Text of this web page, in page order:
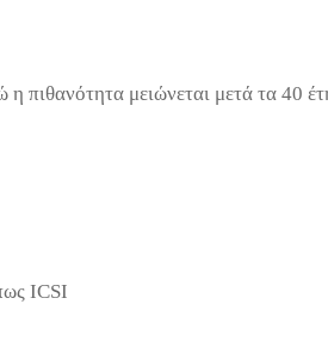
πιθανότητα μειώνεται μετά τα 40
ICSI